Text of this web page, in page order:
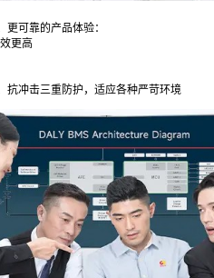
可靠的产品体验：
更高
抗冲击三重防护，适应各种严苛环境